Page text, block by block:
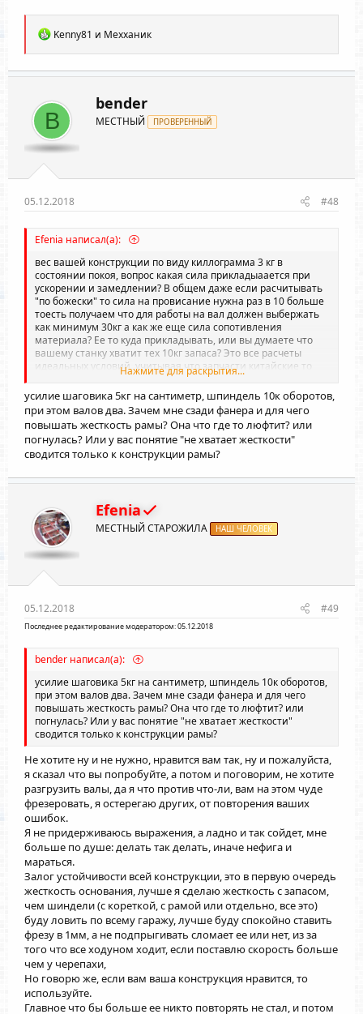
Р
а
к
и
и
:
Kenny81 и Мехханик
B
bender
МЕСТНЫЙ ПРОВЕРЕННЫЙ
05.12.2018 #48
Efenia написал(а):
вес вашей конструкции по виду киллограмма 3 кг в
состоянии покоя, вопрос какая сила прикладыаается при
ускорении и замедлении? В общем даже если расчитывать
"по божески" то сила на провисание нужна раз в 10 больше
тоесть получаем что для работы на вал должен выбержать
как минимум 30кг а как же еще сила сопотивления
материала? Ее то куда прикладывать, или вы думаете что
вашему станку хватит тех 10кг запаса? Это все расчеты
идеальных условий, учитывая что запчасти китайские то
смело все показатели можно умножить на 2, у ребят на 3д
принтерах 15мм рельсы крутит, а там и вес и усилия
меньше ладно бы я еще понял что все у вас сварное было,
там можно было бы и считать, но у вас же болтовое
соединение в мягком металле, почему я и написал о том что
странно что эта рама не отдельно валяется, по идее ее уже
давно дожно было вывернуть. Ладно не хочу спорить, вы
100- 150прикрепить минимум в пяти местах (по 2 в стойки и
жесткость вашей рамки првысится, потом можем
продолжить разговор.
Нажмите для раскрытия...
усилие шаговика 5кг на сантиметр, шпиндель 10к оборотов,
при этом валов два. Зачем мне сзади фанера и для чего
повышать жесткость рамы? Она что где то люфтит? или
погнулась? Или у вас понятие "не хватает жесткости"
сводится только к конструкции рамы?
Efenia
МЕСТНЫЙ СТАРОЖИЛА НАШ ЧЕЛОВЕК
05.12.2018 #49
Последнее редактирование модератором:05.12.2018
bender написал(а):
усилие шаговика 5кг на сантиметр, шпиндель 10к оборотов,
при этом валов два. Зачем мне сзади фанера и для чего
повышать жесткость рамы? Она что где то люфтит? или
погнулась? Или у вас понятие "не хватает жесткости"
сводится только к конструкции рамы?
Не хотите ну и не нужно, нравится вам так, ну и пожалуйста,
я сказал что вы попробуйте, а потом и поговорим, не хотите
разгрузить валы, да я что против что-ли, вам на этом чуде
фрезеровать, я остерегаю других, от повторения ваших
ошибок.
Я не придерживаюсь выражения, а ладно и так сойдет, мне
больше по душе: делать так делать, иначе нефига и
мараться.
Залог устойчивости всей конструкции, это в первую очередь
жесткость основания, лучше я сделаю жесткость с запасом,
чем шиндели (с кореткой, с рамой или отдельно, все это)
буду ловить по всему гаражу, лучше буду спокойно ставить
фрезу в 1мм, а не подпрыгивать сломает ее или нет, из за
того что все ходуном ходит, если поставлю скорость больше
чем у черепахи,
Но говорю же, если вам ваша конструкция нравится, то
используйте.
Главное что бы больше ее никто повторять не стал, и потом